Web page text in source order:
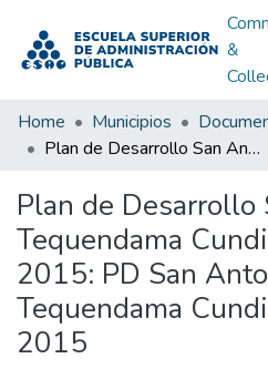
&
Home Municipios
Plan de Desarrollo San Antonio del Tequendama Cundinamarca 2012-2015: PD San Antonio del Tequendama Cundinamarca 2012-2015
Plan de
Tequendama
2015: PD San
Tequendama
2015